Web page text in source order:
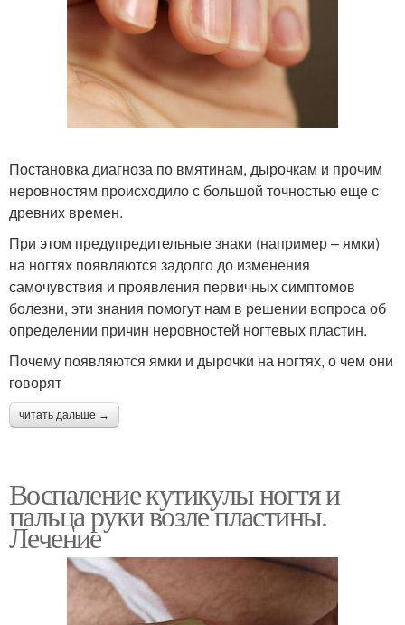
Постановка диагноза по вмятинам, дырочкам и прочим
неровностям происходило с большой точностью еще с
древних времен.
При этом предупредительные знаки (например – ямки)
на ногтях появляются задолго до изменения
самочувствия и проявления первичных симптомов
болезни, эти знания помогут нам в решении вопроса об
определении причин неровностей ногтевых пластин.
Почему появляются ямки и дырочки на ногтях, о чем они
говорят
читать дальше →
Воспаление кутикулы ногтя и
пальца руки возле пластины.
Лечение